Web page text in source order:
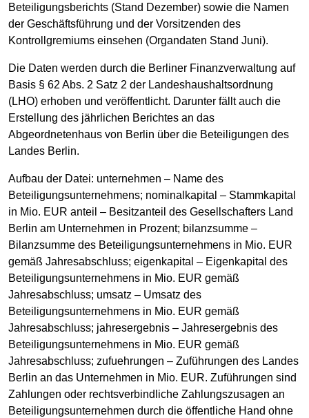
Beteiligungsberichts (Stand Dezember) sowie die Namen
der Geschäftsführung und der Vorsitzenden des
Kontrollgremiums einsehen (Organdaten Stand Juni).
Die Daten werden durch die Berliner Finanzverwaltung auf
Basis § 62 Abs. 2 Satz 2 der Landeshaushaltsordnung
(LHO) erhoben und veröffentlicht. Darunter fällt auch die
Erstellung des jährlichen Berichtes an das
Abgeordnetenhaus von Berlin über die Beteiligungen des
Landes Berlin.
Aufbau der Datei: unternehmen – Name des
Beteiligungsunternehmens; nominalkapital – Stammkapital
in Mio. EUR anteil – Besitzanteil des Gesellschafters Land
Berlin am Unternehmen in Prozent; bilanzsumme –
Bilanzsumme des Beteiligungsunternehmens in Mio. EUR
gemäß Jahresabschluss; eigenkapital – Eigenkapital des
Beteiligungsunternehmens in Mio. EUR gemäß
Jahresabschluss; umsatz – Umsatz des
Beteiligungsunternehmens in Mio. EUR gemäß
Jahresabschluss; jahresergebnis – Jahresergebnis des
Beteiligungsunternehmens in Mio. EUR gemäß
Jahresabschluss; zufuehrungen – Zuführungen des Landes
Berlin an das Unternehmen in Mio. EUR. Zuführungen sind
Zahlungen oder rechtsverbindliche Zahlungszusagen an
Beteiligungsunternehmen durch die öffentliche Hand ohne